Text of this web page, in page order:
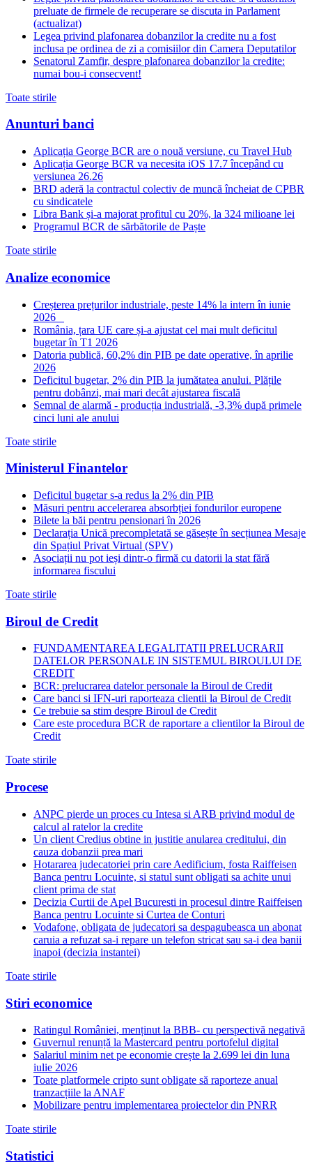
preluate de firmele de recuperare se discuta in Parlament
(actualizat)
Legea privind plafonarea dobanzilor la credite nu a fost
inclusa pe ordinea de zi a comisiilor din Camera Deputatilor
Senatorul Zamfir, despre plafonarea dobanzilor la credite:
numai bou-i consecvent!
Toate stirile
Anunturi banci
Aplicația George BCR are o nouă versiune, cu Travel Hub
Aplicația George BCR va necesita iOS 17.7 începând cu
versiunea 26.26
BRD aderă la contractul colectiv de muncă încheiat de CPBR
cu sindicatele
Libra Bank și-a majorat profitul cu 20%, la 324 milioane lei
Programul BCR de sărbătorile de Paște
Toate stirile
Analize economice
Creșterea prețurilor industriale, peste 14% la intern în iunie
2026
România, țara UE care și-a ajustat cel mai mult deficitul
bugetar în T1 2026
Datoria publică, 60,2% din PIB pe date operative, în aprilie
2026
Deficitul bugetar, 2% din PIB la jumătatea anului. Plățile
pentru dobânzi, mai mari decât ajustarea fiscală
Semnal de alarmă - producția industrială, -3,3% după primele
cinci luni ale anului
Toate stirile
Ministerul Finantelor
Deficitul bugetar s-a redus la 2% din PIB
Măsuri pentru accelerarea absorbției fondurilor europene
Bilete la băi pentru pensionari în 2026
Declarația Unică precompletată se găsește în secțiunea Mesaje
din Spațiul Privat Virtual (SPV)
Asociații nu pot ieși dintr-o firmă cu datorii la stat fără
informarea fiscului
Toate stirile
Biroul de Credit
FUNDAMENTAREA LEGALITATII PRELUCRARII
DATELOR PERSONALE IN SISTEMUL BIROULUI DE
CREDIT
BCR: prelucrarea datelor personale la Biroul de Credit
Care banci si IFN-uri raporteaza clientii la Biroul de Credit
Ce trebuie sa stim despre Biroul de Credit
Care este procedura BCR de raportare a clientilor la Biroul de
Credit
Toate stirile
Procese
ANPC pierde un proces cu Intesa si ARB privind modul de
calcul al ratelor la credite
Un client Credius obtine in justitie anularea creditului, din
cauza dobanzii prea mari
Hotararea judecatoriei prin care Aedificium, fosta Raiffeisen
Banca pentru Locuinte, si statul sunt obligati sa achite unui
client prima de stat
Decizia Curtii de Apel Bucuresti in procesul dintre Raiffeisen
Banca pentru Locuinte si Curtea de Conturi
Vodafone, obligata de judecatori sa despagubeasca un abonat
caruia a refuzat sa-i repare un telefon stricat sau sa-i dea banii
inapoi (decizia instantei)
Toate stirile
Stiri economice
Ratingul României, menținut la BBB- cu perspectivă negativă
Guvernul renunță la Mastercard pentru portofelul digital
Salariul minim net pe economie crește la 2.699 lei din luna
iulie 2026
Toate platformele cripto sunt obligate să raporteze anual
tranzacțiile la ANAF
Mobilizare pentru implementarea proiectelor din PNRR
Toate stirile
Statistici